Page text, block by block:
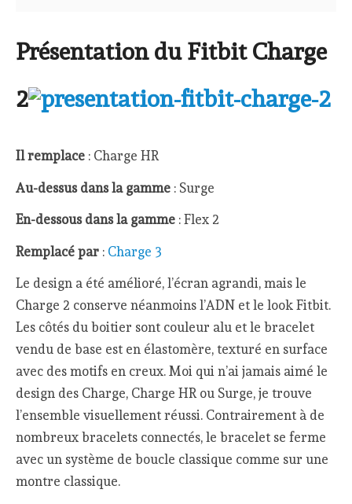
Présentation du Fitbit Charge
2
Il remplace : Charge HR
Au-dessus dans la gamme : Surge
En-dessous dans la gamme : Flex 2
Remplacé par : Charge 3
Le design a été amélioré, l’écran agrandi, mais le
Charge 2 conserve néanmoins l’ADN et le look Fitbit.
Les côtés du boitier sont couleur alu et le bracelet
vendu de base est en élastomère, texturé en surface
avec des motifs en creux. Moi qui n’ai jamais aimé le
design des Charge, Charge HR ou Surge, je trouve
l’ensemble visuellement réussi. Contrairement à de
nombreux bracelets connectés, le bracelet se ferme
avec un système de boucle classique comme sur une
montre classique.